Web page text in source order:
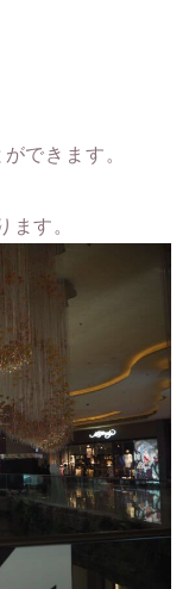
できます。
ます。